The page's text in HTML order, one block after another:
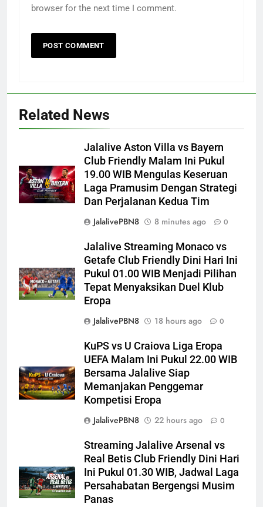
browser for the next time I comment.
Related News
Jalalive Aston Villa vs Bayern
Club Friendly Malam Ini Pukul
19.00 WIB Mengulas Keseruan
Laga Pramusim Dengan Strategi
Dan Perjalanan Kedua Tim
JalalivePBN8
8 minutes ago 0
Jalalive Streaming Monaco vs
Getafe Club Friendly Dini Hari Ini
Pukul 01.00 WIB Menjadi Pilihan
Tepat Menyaksikan Duel Klub
Eropa
JalalivePBN8
18 hours ago 0
KuPS vs U Craiova Liga Eropa
UEFA Malam Ini Pukul 22.00 WIB
Bersama Jalalive Siap
Memanjakan Penggemar
Kompetisi Eropa
JalalivePBN8
22 hours ago 0
Streaming Jalalive Arsenal vs
Real Betis Club Friendly Dini Hari
Ini Pukul 01.30 WIB, Jadwal Laga
Persahabatan Bergengsi Musim
Panas